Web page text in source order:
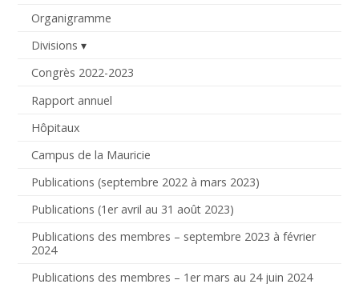
Organigramme
Divisions
Congrès 2022-2023
Rapport annuel
Hôpitaux
Campus de la Mauricie
Publications (septembre 2022 à mars 2023)
Publications (1er avril au 31 août 2023)
Publications des membres – septembre 2023 à février
2024
Publications des membres – 1er mars au 24 juin 2024